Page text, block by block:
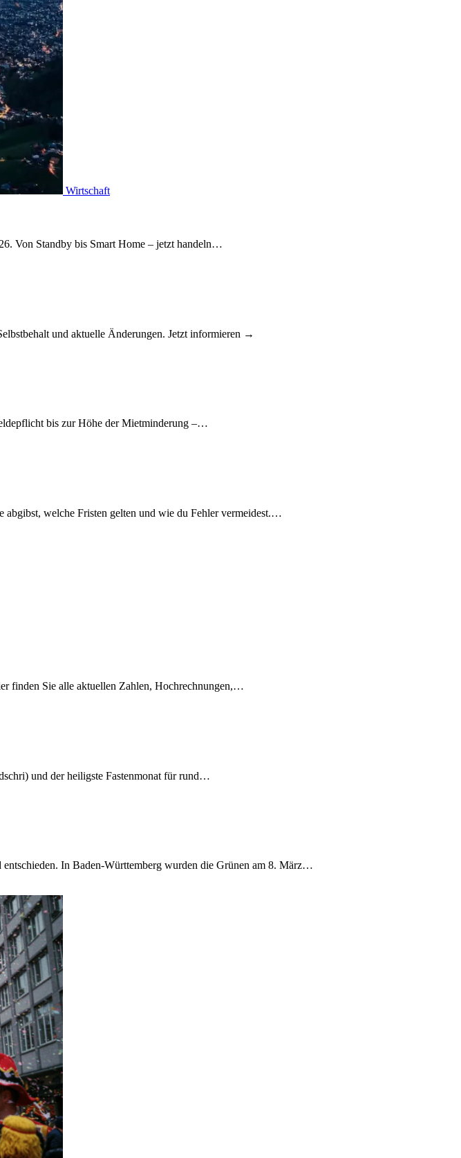
Wirtschaft
Von Standby bis Smart Home – jetzt handeln…
und aktuelle Änderungen. Jetzt informieren →
bis zur Höhe der Mietminderung –…
welche Fristen gelten und wie du Fehler vermeidest.…
finden Sie alle aktuellen Zahlen, Hochrechnungen,…
und der heiligste Fastenmonat für rund…
In Baden-Württemberg wurden die Grünen am 8. März…